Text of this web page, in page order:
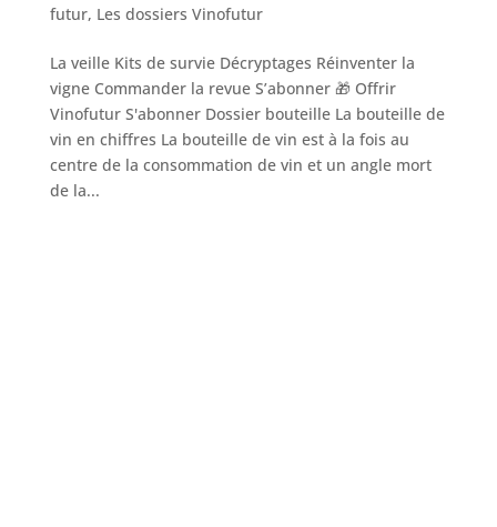
futur, Les dossiers Vinofutur
La veille Kits de survie Décryptages Réinventer la
vigne Commander la revue S’abonner 🎁 Offrir
Vinofutur S'abonner Dossier bouteille La bouteille de
vin en chiffres La bouteille de vin est à la fois au
centre de la consommation de vin et un angle mort
de la...